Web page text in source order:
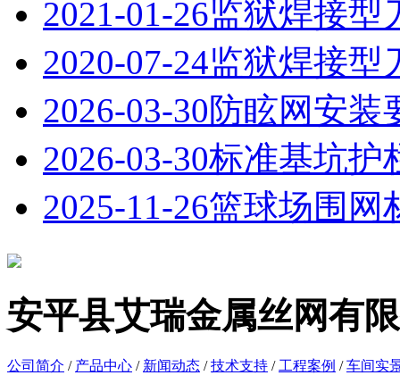
2021-01-26监狱焊接型
2020-07-24监狱焊接型
2026-03-30防眩网安装
2026-03-30标准基坑护
2025-11-26篮球场围网
安平县艾瑞金属丝网有
公司简介 / 产品中心 / 新闻动态 /技术支持 / 工程案例 /车间实